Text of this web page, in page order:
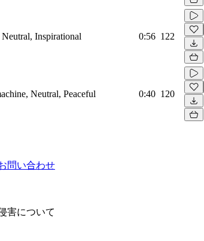
Inspirational 0:56 122
Neutral, Peaceful 0:40 120
問い合わせ
害について